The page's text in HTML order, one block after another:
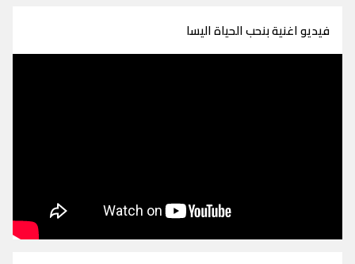
فيديو اغنية بنحب الحياة اليسا